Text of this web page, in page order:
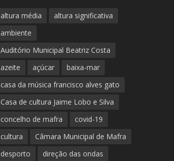
altura média
altura significativa
ambiente
Auditório Municipal Beatriz Costa
azeite
açúcar
baixa-mar
casa da música francisco alves gato
Casa de cultura Jaime Lobo e Silva
concelho de mafra
covid-19
cultura
Câmara Municipal de Mafra
desporto
direção das ondas